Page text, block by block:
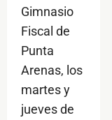
Gimnasio
Fiscal de
Punta
Arenas, los
martes y
jueves de